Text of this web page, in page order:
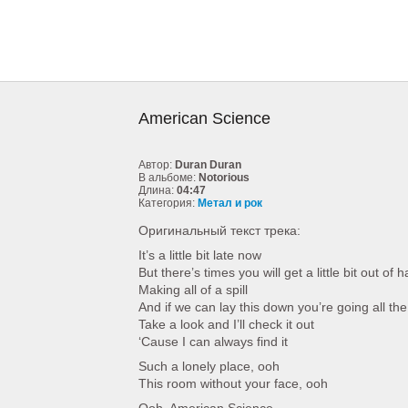
American Science
Автор: Duran Duran
В альбоме: Notorious
Длина: 04:47
Категория: Метал и рок
Оригинальный текст трека:
It’s a little bit late now
But there’s times you will get a little bit out of
Making all of a spill
And if we can lay this down you’re going all
Take a look and I’ll check it out
‘Cause I can always find it
Such a lonely place, ooh
This room without your face, ooh